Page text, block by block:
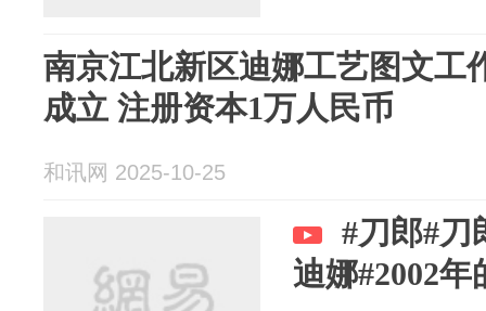
南京江北新区迪娜工艺图文工
成立 注册资本1万人民币
和讯网 2025-10-25
#刀郎#刀
迪娜#2002